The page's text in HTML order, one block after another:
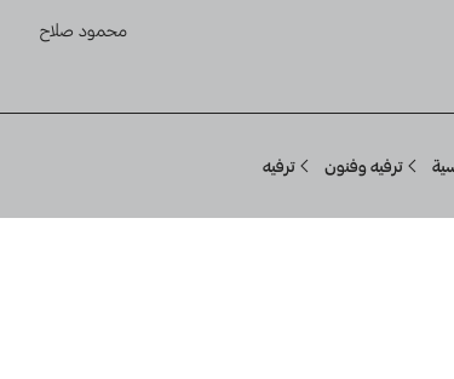
محمود صلاح
ترفيه وفنون ترفيه